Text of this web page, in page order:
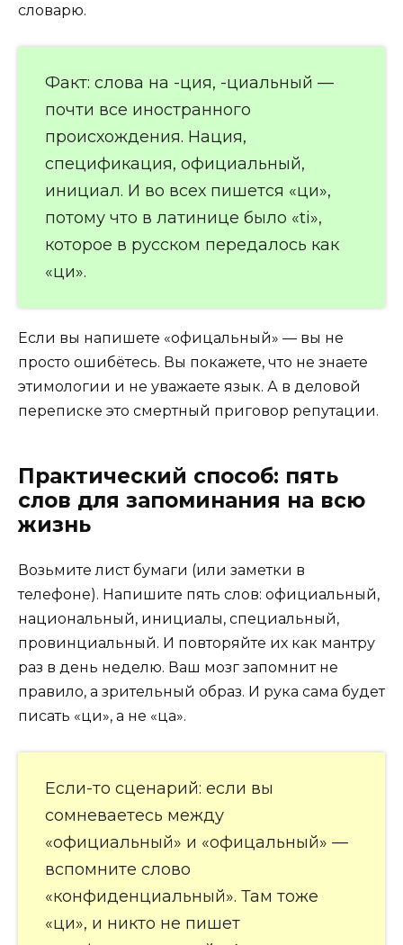
словарю.
Факт: слова на -ция, -циальный —
почти все иностранного
происхождения. Нация,
спецификация, официальный,
инициал. И во всех пишется «ци»,
потому что в латинице было «ti»,
которое в русском передалось как
«ци».
Если вы напишете «офицальный» — вы не
просто ошибётесь. Вы покажете, что не знаете
этимологии и не уважаете язык. А в деловой
переписке это смертный приговор репутации.
Практический способ: пять
слов для запоминания на всю
жизнь
Возьмите лист бумаги (или заметки в
телефоне). Напишите пять слов: официальный,
национальный, инициалы, специальный,
провинциальный. И повторяйте их как мантру
раз в день неделю. Ваш мозг запомнит не
правило, а зрительный образ. И рука сама будет
писать «ци», а не «ца».
Если-то сценарий: если вы
сомневаетесь между
«официальный» и «офицальный» —
вспомните слово
«конфиденциальный». Там тоже
«ци», и никто не пишет